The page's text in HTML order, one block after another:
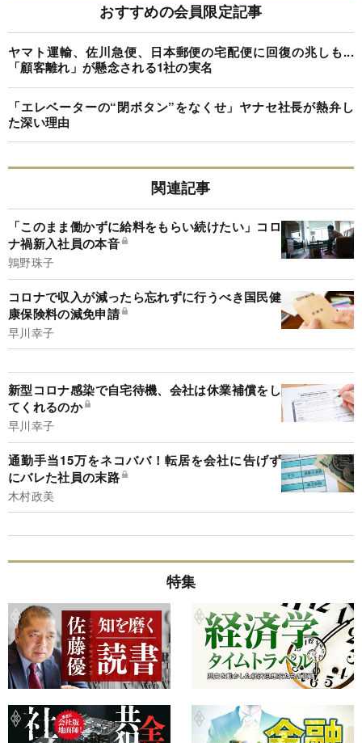
おすすめの会員限定記事
ヤマト運輸、佐川急便、日本郵便の宅配便に回復の兆しも...
「顧客離れ」が懸念される1社の実名
「エレベーターの“閉ボタン”をなくせ」ヤナセ社長が熱弁し
た深い理由
関連記事
「このまま働かずに給料をもらい続けたい」コロ
ナ禍新入社員の本音
鶉野珠子
コロナで収入が減ったら忘れずに行うべき国民健
康保険料の減免申請
早川幸子
新型コロナ感染で自宅待機、会社は休業補償をし
てくれるのか
早川幸子
通勤手当15万をネコババ！転居を会社に告げず
にバレた社員の末路
木村政美
特集